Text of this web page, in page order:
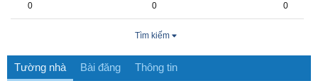
0 0 0
Tìm kiếm
Tường nhà Bài đăng Thông tin